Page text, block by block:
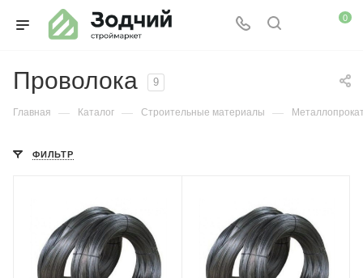
0
Проволока 9
Главная — Каталог — Строительные материалы —
ФИЛЬТР